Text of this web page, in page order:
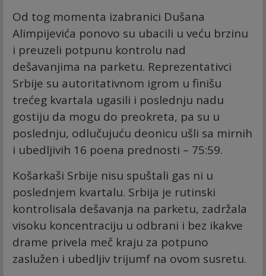
Od tog momenta izabranici Dušana
Alimpijevića ponovo su ubacili u veću brzinu
i preuzeli potpunu kontrolu nad
dešavanjima na parketu. Reprezentativci
Srbije su autoritativnom igrom u finišu
trećeg kvartala ugasili i poslednju nadu
gostiju da mogu do preokreta, pa su u
poslednju, odlučujuću deonicu ušli sa mirnih
i ubedljivih 16 poena prednosti – 75:59.
Košarkaši Srbije nisu spuštali gas ni u
poslednjem kvartalu. Srbija je rutinski
kontrolisala dešavanja na parketu, zadržala
visoku koncentraciju u odbrani i bez ikakve
drame privela meč kraju za potpuno
zaslužen i ubedljiv trijumf na ovom susretu.